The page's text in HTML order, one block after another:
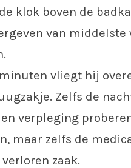
klok boven de
van middelste
vliegt hij
Zelfs de
verpleging
maar zelfs de
zaak.